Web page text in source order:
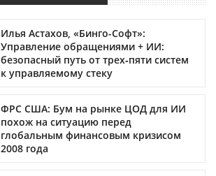
Илья Астахов, «Бинго-Софт»:
Управление обращениями + ИИ:
безопасный путь от трех‑пяти систем
к управляемому стеку
ФРС США: Бум на рынке ЦОД для ИИ
похож на ситуацию перед
глобальным финансовым кризисом
2008 года